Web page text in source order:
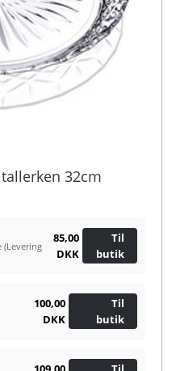
32cm
(Levering
85,00
DKK
Til
butik
100,00
DKK
Til
butik